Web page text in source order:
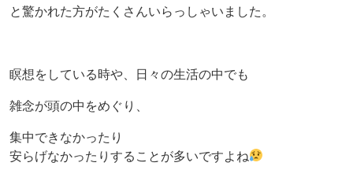
と驚かれた方がたくさんいらっしゃいました。
瞑想をしている時や、日々の生活の中でも
雑念が頭の中をめぐり、
集中できなかったり
安らげなかったりすることが多いですよね